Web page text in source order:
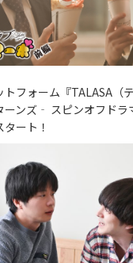
フォーム『TALASA（
ンズ‐ スピンオフドラ
ート！